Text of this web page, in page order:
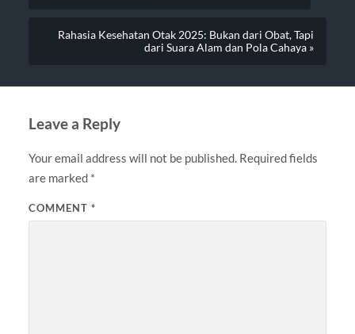
Rahasia Kesehatan Otak 2025: Bukan dari Obat, Tapi
dari Suara Alam dan Pola Cahaya »
Leave a Reply
Your email address will not be published. Required fields
are marked *
COMMENT *